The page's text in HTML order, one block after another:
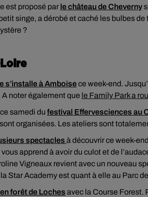
est proposé par le château de Cheverny
singe, a dérobé et caché les bulbes
?
s’installe à Amboisece week-end.
noter également que le Family Park a
samedi du festival Effervesciences au
organisées. Les ateliers sont
spectacles à découvrir ce week-
apprend à avoir du culot et de
Vigneaux revient avec un nouveau
Star Academy est quant à elle au Parc
forêt de Loches avec la Course Forest.